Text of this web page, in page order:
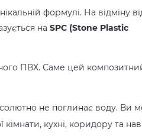
формулі. На відміну
на SPC (Stone Plastic
ПВХ. Саме цей
не поглинає воду. Ви
кухні, коридору та